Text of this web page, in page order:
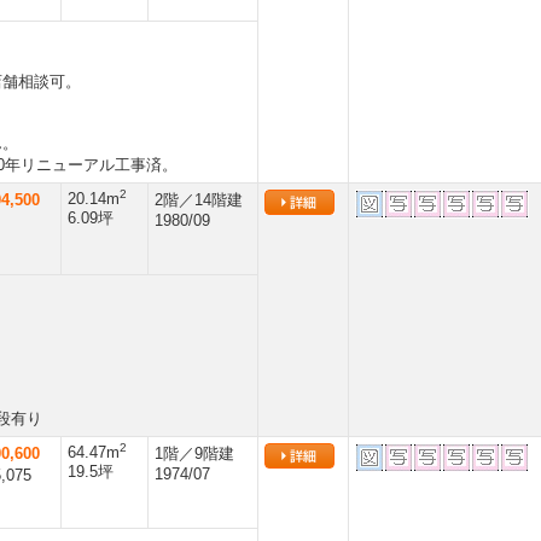
相談可。
リニューアル工事済。
20.14m2
6.09坪
2階／14階建
1980/09
有り
64.47m2
19.5坪
1階／9階建
1974/07